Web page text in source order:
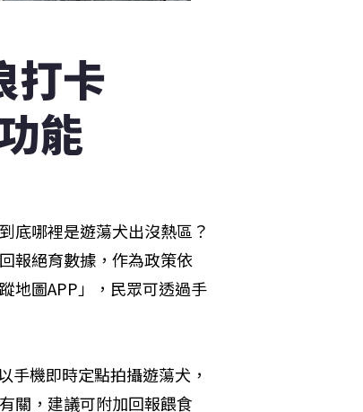
打卡
能
底哪裡是遊蕩犬出沒熱區？
報絕育數據，作為政策依
地圖APP」，民眾可透過手
手機即時定點拍攝遊蕩犬，
關，建議可附加回報餵食